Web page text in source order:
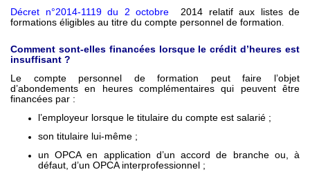
Décret n°2014-1119 du 2 octobre 2014 relatif aux listes de
formations éligibles au titre du compte personnel de formation.
Comment sont-elles financées lorsque le crédit d’heures est
insuffisant ?
Le compte personnel de formation peut faire l’objet
d’abondements en heures complémentaires qui peuvent être
financées par :
l’employeur lorsque le titulaire du compte est salarié ;
son titulaire lui-même ;
un OPCA en application d’un accord de branche ou, à
défaut, d’un OPCA interprofessionnel ;